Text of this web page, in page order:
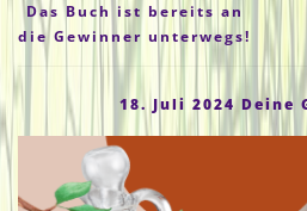
Das Buch ist bereits an
die Gewinner unterwegs!
18. Juli 2024 Deine